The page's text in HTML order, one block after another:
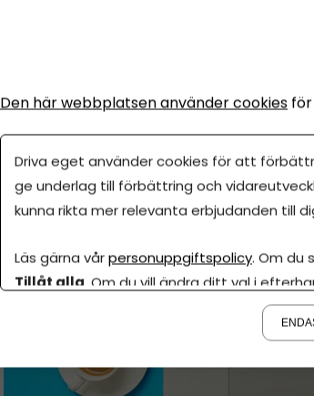
Årsredovisning Online
1 juni, 2026• Uppdaterades 1 augusti,
Den här webbplatsen använder cookies
Driva eget använder cookies för att
ge underlag till förbättring och
kunna rikta mer relevanta erbjudanden till
Läs gärna vårpersonuppgiftspolicy. Om du
Tillåt alla . Om du vill ändra ditt val i